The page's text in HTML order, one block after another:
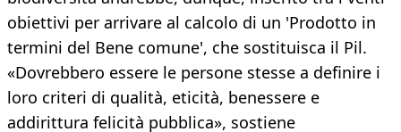
obiettivi per arrivare al calcolo di un 'Prodotto in
termini del Bene comune', che sostituisca il Pil.
«Dovrebbero essere le persone stesse a definire i
loro criteri di qualità, eticità, benessere e
addirittura felicità pubblica», sostiene